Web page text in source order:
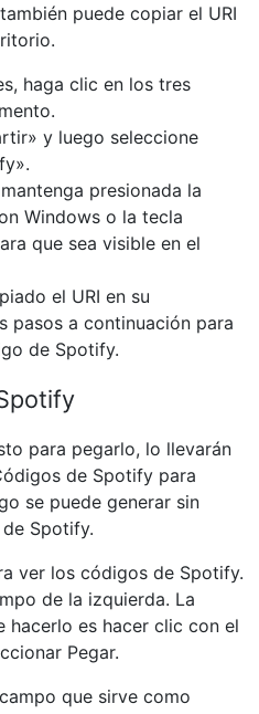
puede copiar el URI
haga clic en los tres
y luego seleccione
presionada la
Windows o la tecla
que sea visible en el
el URI en su
pasos a continuación para
de Spotify.
para pegarlo, lo llevarán
de Spotify para
se puede generar sin
Spotify.
ver los códigos de Spotify.
de la izquierda. La
hacerlo es hacer clic con el
Pegar.
que sirve como